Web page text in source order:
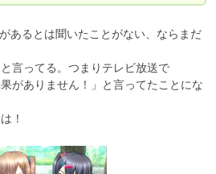
あるとは聞いたことがない、ならまだ
言ってる。つまりテレビ放送で
がありません！」と言ってたことにな